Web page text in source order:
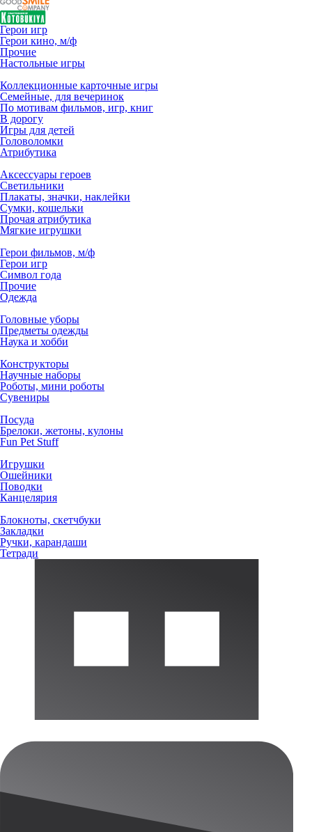
Герои игр
Герои кино, м/ф
Прочие
Настольные игры
Коллекционные карточные игры
Семейные, для вечеринок
По мотивам фильмов, игр, книг
В дорогу
Игры для детей
Головоломки
Атрибутика
Аксессуары героев
Светильники
Плакаты, значки, наклейки
Сумки, кошельки
Прочая атрибутика
Мягкие игрушки
Герои фильмов, м/ф
Герои игр
Символ года
Прочие
Одежда
Головные уборы
Предметы одежды
Наука и хобби
Конструкторы
Научные наборы
Роботы, мини роботы
Сувениры
Посуда
Брелоки, жетоны, кулоны
Fun Pet Stuff
Игрушки
Ошейники
Поводки
Канцелярия
Блокноты, скетчбуки
Закладки
Ручки, карандаши
Тетради